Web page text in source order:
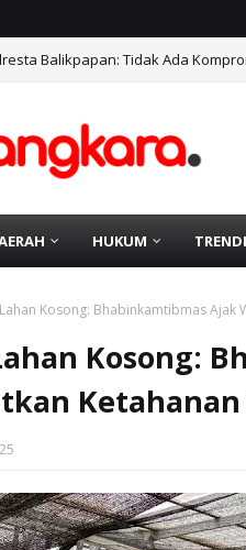
Balikpapan: Tidak Ada
HUKUM
Kosong: Bhabinkamtibmas Ajak
Kosong:
Ketahanan